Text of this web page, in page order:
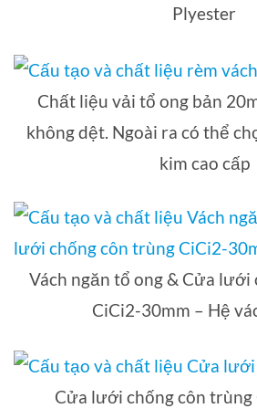
Plyester
Chất liệu vải tổ ong bản
không dệt. Ngoài ra có thể
kim cao cấp
Vách ngăn tổ ong & Cửa lưới
CiCi2-30mm – Hệ
Cửa lưới chống côn trùng